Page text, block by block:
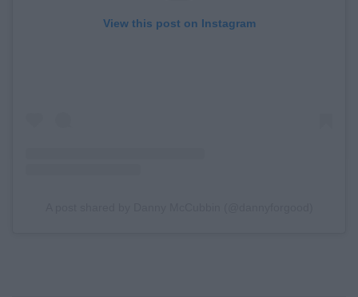
View this post on Instagram